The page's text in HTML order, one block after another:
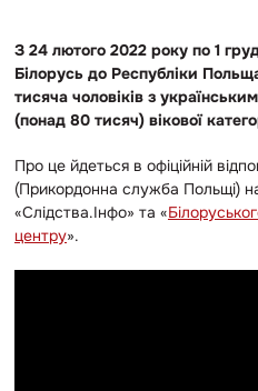
З 24 лютого 2022 року по 1
Білорусь до Республіки
тисяча чоловіків з
(понад 80 тисяч) вікової
Про це йдеться в офіційній
(Прикордонна служба Польщі)
«Слідства.Інфо» та «
центру».